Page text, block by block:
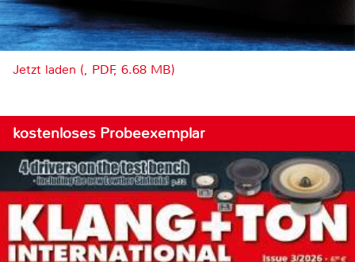
Jetzt laden (, PDF, 6.68 MB)
kostenloses Probeexemplar